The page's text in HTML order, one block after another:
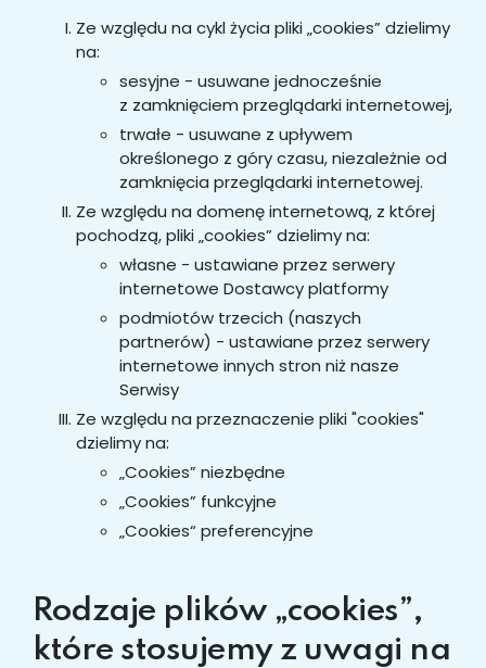
Ze względu na cykl życia pliki „cookies” dzielimy
na:
sesyjne - usuwane jednocześnie
z zamknięciem przeglądarki internetowej,
trwałe - usuwane z upływem
określonego z góry czasu, niezależnie od
zamknięcia przeglądarki internetowej.
Ze względu na domenę internetową, z której
pochodzą, pliki „cookies” dzielimy na:
własne - ustawiane przez serwery
internetowe Dostawcy platformy
podmiotów trzecich (naszych
partnerów) - ustawiane przez serwery
internetowe innych stron niż nasze
Serwisy
Ze względu na przeznaczenie pliki "cookies"
dzielimy na:
„Cookies” niezbędne
„Cookies” funkcyjne
„Cookies“ preferencyjne
Rodzaje plików „cookies”,
które stosujemy z uwagi na